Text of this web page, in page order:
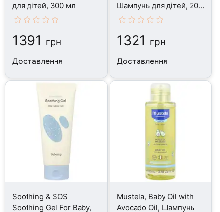
для дітей, 300 мл
1391 грн
Доставлення
Шампунь для дітей, 200
мл
1321 грн
Доставлення
Soothing & SOS
Soothing Gel For Baby,
Mustela, Baby Oil with
Avocado Oil, Шампунь